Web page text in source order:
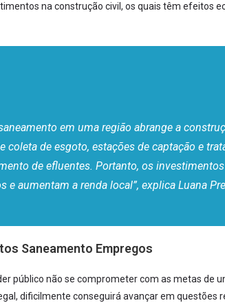
na construção civil, os quais têm efeitos
em uma região abrange a
coleta de esgoto, estações de captação e
de efluentes. Portanto, os
e aumentam a renda local”, explica Luana
Saneamento Empregos
público não se comprometer com as metas de
dificilmente conseguirá avançar em questões